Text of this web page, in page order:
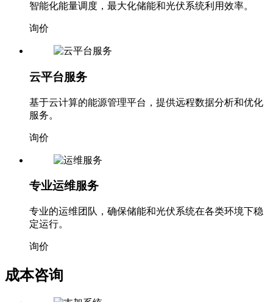
智能化能量调度，最大化储能和光伏系统利用效率。
询价
云平台服务
基于云计算的能源管理平台，提供远程数据分析和优化
服务。
询价
专业运维服务
专业的运维团队，确保储能和光伏系统在各类环境下稳
定运行。
询价
成本咨询